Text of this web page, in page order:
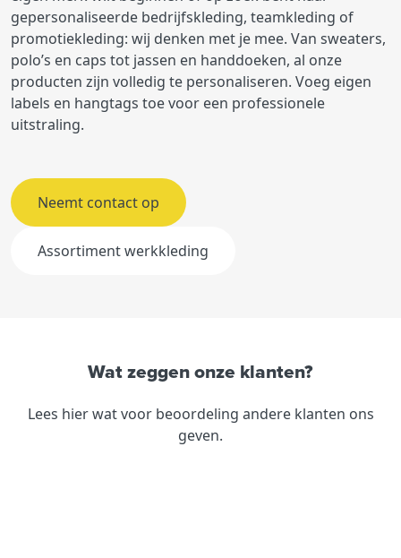
gepersonaliseerde bedrijfskleding, teamkleding of
promotiekleding: wij denken met je mee. Van sweaters,
polo’s en caps tot jassen en handdoeken, al onze
producten zijn volledig te personaliseren. Voeg eigen
labels en hangtags toe voor een professionele
uitstraling.
Neemt contact op
Assortiment werkkleding
Wat zeggen onze klanten?
Lees hier wat voor beoordeling andere klanten ons
geven.